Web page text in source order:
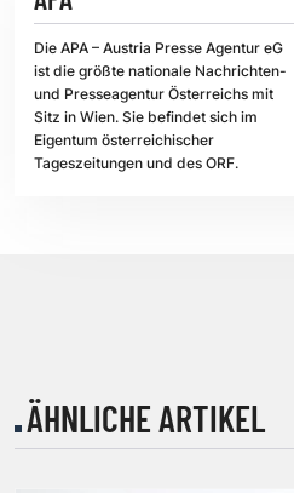
Die APA – Austria Presse Agentur eG
ist die größte nationale Nachrichten-
und Presseagentur Österreichs mit
Sitz in Wien. Sie befindet sich im
Eigentum österreichischer
Tageszeitungen und des ORF.
ÄHNLICHE ARTIKEL